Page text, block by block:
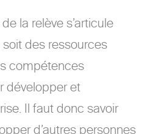
la relève s’articule
des ressources
compétences
développer et
Il faut donc savoir
d’autres personnes